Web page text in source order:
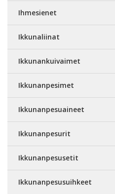
Ihmesienet
Ikkunaliinat
Ikkunankuivaimet
Ikkunanpesimet
Ikkunanpesuaineet
Ikkunanpesurit
Ikkunanpesusetit
Ikkunanpesusuihkeet